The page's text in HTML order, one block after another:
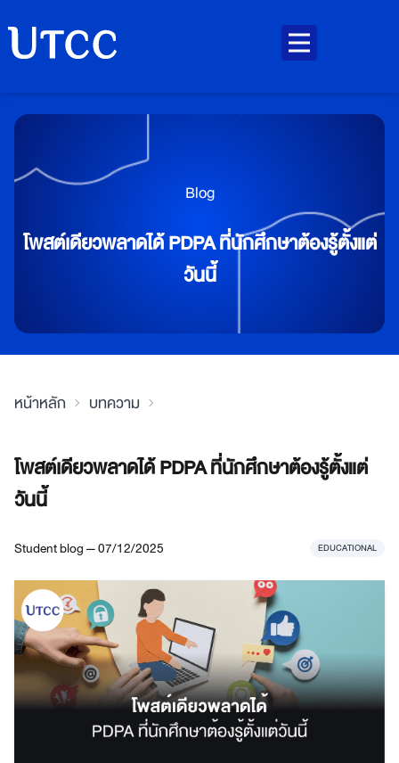
Blog
โพสต์เดียวพลาดได้ PDPA ที่นักศึกษาต้องรู้ตั้งแต่
วันนี้
หน้าหลัก บทความ
โพสต์เดียวพลาดได้ PDPA ที่นักศึกษาต้องรู้ตั้งแต่
วันนี้
Student blog — 07/12/2025 EDUCATIONAL